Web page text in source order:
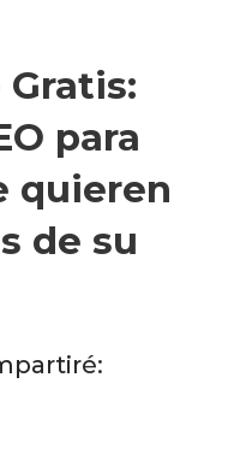
para
quieren
de su